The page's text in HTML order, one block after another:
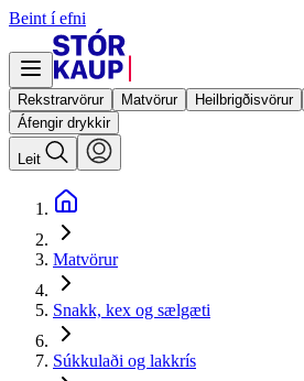
Beint í efni
Rekstrarvörur Matvörur Heilbrigðisvörur
Áfengir drykkir
Leit
Matvörur
Snakk, kex og sælgæti
Súkkulaði og lakkrís